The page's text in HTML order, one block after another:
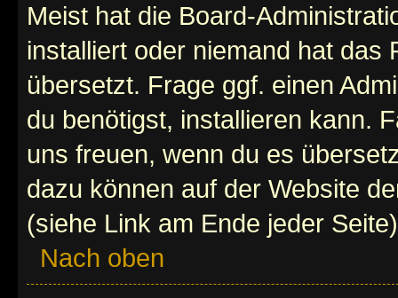
Meist hat die Board-
installiert oder niemand hat das
übersetzt. Frage ggf. einen
du benötigst, installieren kann.
uns freuen, wenn du es
dazu können auf der Website
(siehe Link am Ende jeder
Nach oben